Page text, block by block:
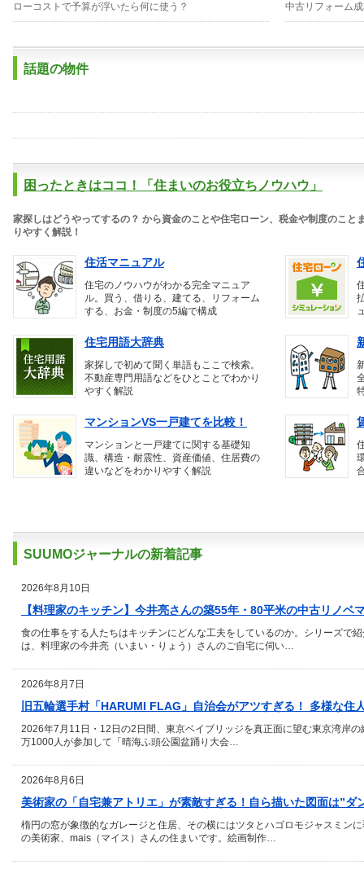
ローコストで予算が浮いたら何に使う？ 中古リフォーム
話題の物件
困ったときはココ！「住まいのお役立ちノウハウ」
家探しはどうやってするの？ から資金のことや住宅ローン、税金や制度のこと
りやすく解説！
住活マニュアル
住宅のノウハウがわかる完全マニュア
ル。買う、借りる、建てる、リフォーム
する、お金・制度の5編で構成
住宅用語大辞典
家探しで初めて聞く単語もここで検索。
不動産専門用語などをひとことでわかり
やすく解説
マンションVS一戸建てを比較！
マンションと一戸建てに関する基礎知
識、構造・耐震性、資産価値、住居費の
違いなどをわかりやすく解説
SUUMOジャーナルの新着記事
2026年8月10日
【料理家のキッチン】今井亮さんの築55年・80平米の中古リノベ
食の仕事をする人たちはキッチンにどんな工夫をしているのか。シリーズで
は、料理家の今井亮（いまい・りょう）さんのご自宅に伺い…
2026年8月7日
旧五輪選手村「HARUMI FLAG」自治会がアツすぎる！ 多様な住
2026年7月11日・12日の2日間、東京ベイブリッジを真正面に望む東京湾岸
万1000人が参加して「晴海ふ頭公園盆踊り大会…
2026年8月6日
美術家の「自宅兼アトリエ」が素敵すぎる！自ら描いた図面は”
楕円の窓が象徴的なガレージと住居、その横にはツタとハゴロモジャスミン
の美術家、mais（マイス）さんの住まいです。絵画制作…